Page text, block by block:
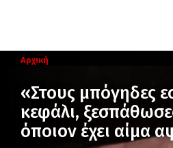
Αρχική
«Στους μπόγηδες
κεφάλι,
όποιον έχει αίμα